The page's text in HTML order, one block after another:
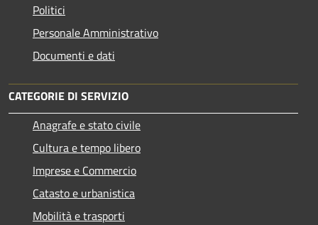
Politici
Personale Amministrativo
Documenti e dati
CATEGORIE DI SERVIZIO
Anagrafe e stato civile
Cultura e tempo libero
Imprese e Commercio
Catasto e urbanistica
Mobilità e trasporti